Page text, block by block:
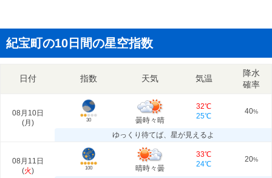
紀宝町の10日間の星空指数
日付 指数 天気 気温
降水
確率
08月10日
(月 ) 30 曇時々晴
32℃
25℃
40%
ゆっくり待てば、星が見えるよ
08月11日
(火) 100 晴時々曇
33℃
24℃
20%